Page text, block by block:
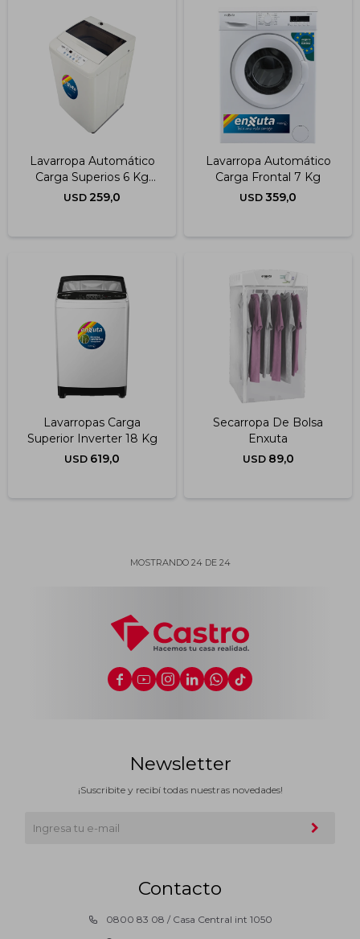
Lavarropa Automático
Carga Superios 6 Kg
Enxuta
USD 259,0
Lavarropa Automático
Carga Frontal 7 Kg
USD 359,0
Lavarropas Carga
Superior Inverter 18 Kg
USD 619,0
Secarropa De Bolsa
Enxuta
USD 89,0
MOSTRANDO 24DE 24
     
Contacto
0800 83 08 / Casa Central int 1050
Newsletter
¡Suscribite y recibí todas nuestras novedades!